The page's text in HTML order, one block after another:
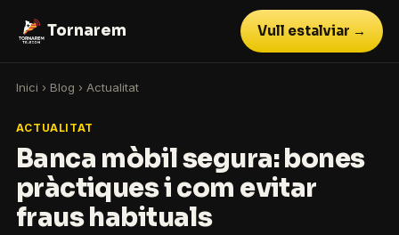
Tornarem Vull estalviar →
Inici › Blog › Actualitat
ACTUALITAT
Banca mòbil segura: bones
pràctiques i com evitar
fraus habituals